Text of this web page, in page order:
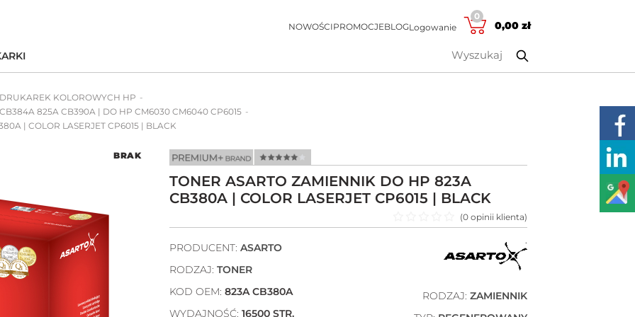
NOWOŚCIPROMOCJEBLOGLogowanie
0
0,00 zł
KOLOROWYCH HP
825A CB390A | DO HP CM6030 CM6040 CP6015
| COLOR LASERJET CP6015 | BLACK
BRAK
TONER ASARTO ZAMIENNIK DO HP 823A
CB380A | COLOR LASERJET CP6015 | BLACK
Oceniono
(0 opinii klienta)
PRODUCENT: ASARTO
RODZAJ: TONER
KOD OEM: 823A CB380A
WYDAJNOŚĆ: 16500 STR.
RODZAJ: ZAMIENNIK